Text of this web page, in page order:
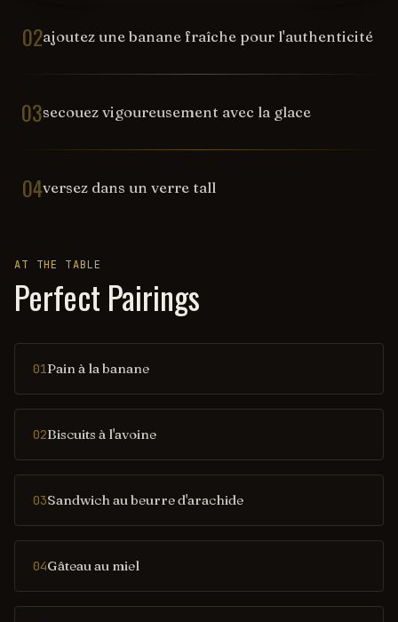
02ajoutez une banane fraîche pour l'authenticité
03secouez vigoureusement avec la glace
04versez dans un verre tall
AT THE TABLE
Perfect Pairings
01Pain à la banane
02Biscuits à l'avoine
03Sandwich au beurre d'arachide
04Gâteau au miel